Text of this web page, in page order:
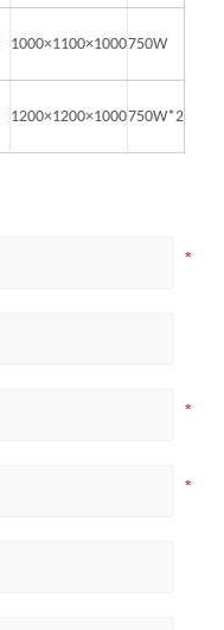
1000×1100×1000750W
1200×1200×1000750W*2